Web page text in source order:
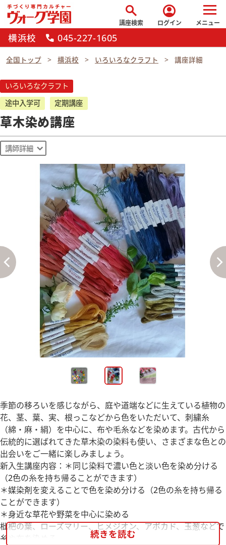
search
講座検索
account_circle
ログイン メニュー
横浜校 call 045-227-1605
全国トップ 横浜校 いろいろなクラフト 講座詳細
いろいろなクラフト
途中入学可
定期講座
草木染め講座
講師詳細
季節の移ろいを感じながら、庭や道端などに生えている植物の
花、茎、葉、実、根っこなどから色をいただいて、刺繍糸
（綿・麻・絹）を中心に、布や毛糸などを染めます。古代から
伝統的に選ばれてきた草木染の染料も使い、さまざまな色との
出会いをご一緒に楽しみましょう。
新入生講座内容：＊同じ染料で濃い色と淡い色を染め分ける
（2色の糸を持ち帰ることができます）
＊媒染剤を変えることで色を染め分ける（2色の糸を持ち帰る
ことができます）
＊身近な草花や野菜を中心に染める
枇杷の葉、ローズマリー、ヒメジオン、アボカド、玉葱などで
糸や布を染める
続きを読む